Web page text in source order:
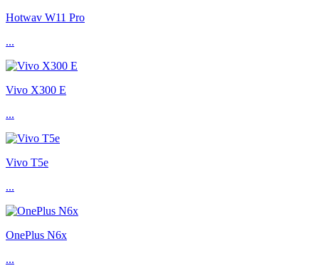
Hotwav W11 Pro
...
Vivo X300 E
...
Vivo T5e
...
OnePlus N6x
...